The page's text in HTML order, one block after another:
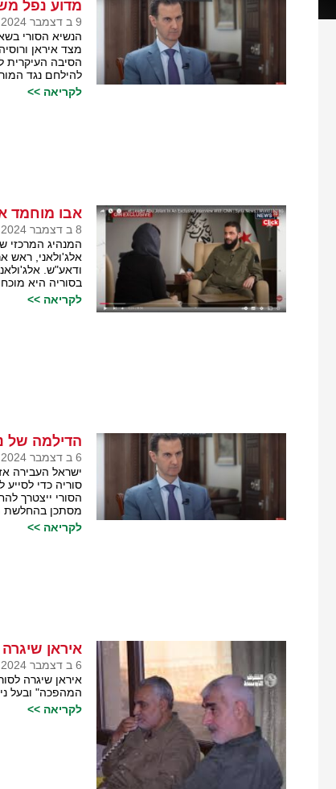
מדוע נפל
9 ב דצמבר 2024
הנשיא הסורי
מצד איראן
הסיבה העיקרית
להילחם נגד
לקריאה >>
אבו מוחמד
8 ב דצמבר 2024
המנהיג המרכזי
אלג'ולאני, ראש
ודאע"ש.
בסוריה היא
לקריאה >>
הדילמה של
6 ב דצמבר 2024
ישראל העבירה
סוריה כדי
הסורי ייצטרך
מסתכן בהחלשת
לקריאה >>
איראן
6 ב דצמבר 2024
איראן שיגרה
המהפכה" ובעל
לקריאה >>